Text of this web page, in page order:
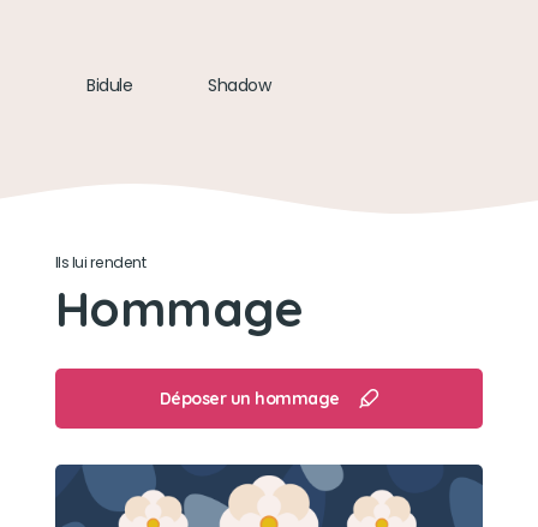
Bidule Shadow
Ils lui rendent
Hommage
Déposer un hommage